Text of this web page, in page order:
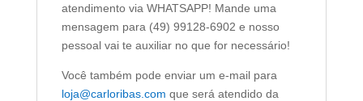
atendimento via WHATSAPP! Mande uma
mensagem para (49) 99128-6902 e nosso
pessoal vai te auxiliar no que for necessário!
Você também pode enviar um e-mail para
loja@carloribas.com que será atendido da